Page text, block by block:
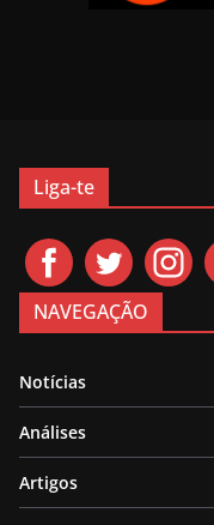
Liga-te
NAVEGAÇÃO
Notícias
Análises
Artigos